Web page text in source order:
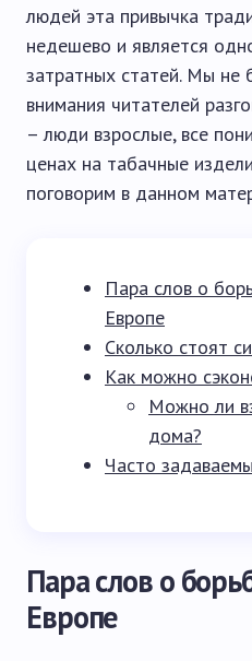
людей эта привычка
недешево и является
затратных статей. Мы не
внимания читателей
– люди взрослые, все
ценах на табачные
поговорим в данном
Пара слов о
Европе
Сколько стоят
Как можно
Можно ли
дома?
Часто
Пара слов о
Европе